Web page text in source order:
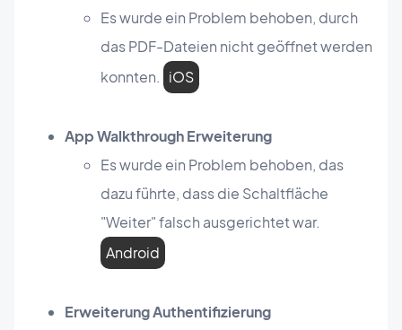
Es wurde ein Problem behoben, durch
das PDF-Dateien nicht geöffnet werden
konnten. iOS
App Walkthrough Erweiterung
Es wurde ein Problem behoben, das
dazu führte, dass die Schaltfläche
"Weiter" falsch ausgerichtet war.
Android
Erweiterung Authentifizierung